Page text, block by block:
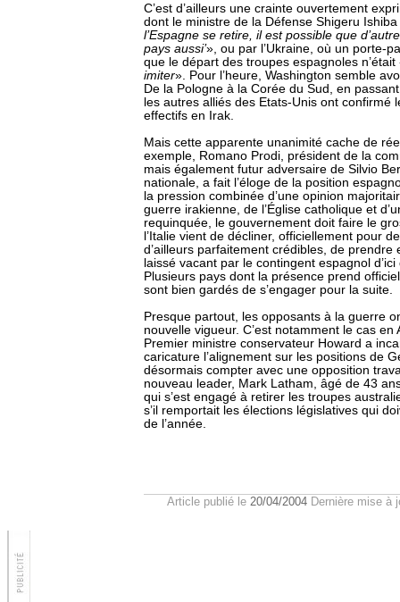
C’est d’ailleurs une crainte ouvertement
dont le ministre de la Défense Shigeru
l’Espagne se retire, il est possible que
pays aussi’», ou par l’Ukraine, où un porte-
que le départ des troupes espagnoles n’était
imiter». Pour l’heure, Washington semble
De la Pologne à la Corée du Sud, en
les autres alliés des Etats-Unis ont confirmé
effectifs en Irak.
Mais cette apparente unanimité cache de
exemple, Romano Prodi, président de la
mais également futur adversaire de Silvio
nationale, a fait l’éloge de la position
la pression combinée d’une opinion
guerre irakienne, de l’Église catholique et
requinquée, le gouvernement doit faire le
l’Italie vient de décliner, officiellement pour
d’ailleurs parfaitement crédibles, de prendre
laissé vacant par le contingent espagnol
Plusieurs pays dont la présence prend
sont bien gardés de s’engager pour la suite.
Presque partout, les opposants à la guerre
nouvelle vigueur. C’est notamment le cas en
Premier ministre conservateur Howard a
caricature l’alignement sur les positions de
désormais compter avec une opposition
nouveau leader, Mark Latham, âgé de 43
qui s’est engagé à retirer les troupes
s’il remportait les élections législatives qui
de l’année.
Article publié le 20/04/2004 Dernière mise à